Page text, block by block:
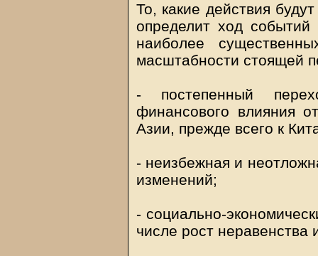
То, какие действия
определит ход
наиболее
масштабности стоящей
- постепенный
финансового влияния
Азии, прежде всего к
- неизбежная и
изменений;
- социально-
числе рост неравенства